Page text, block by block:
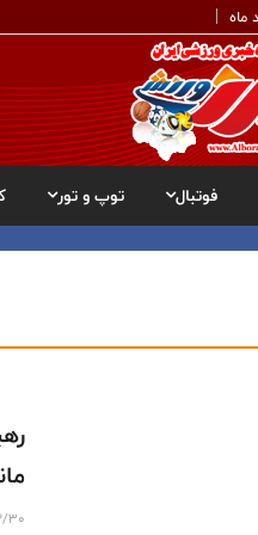
ماه
فوتبال توپ و تور
30